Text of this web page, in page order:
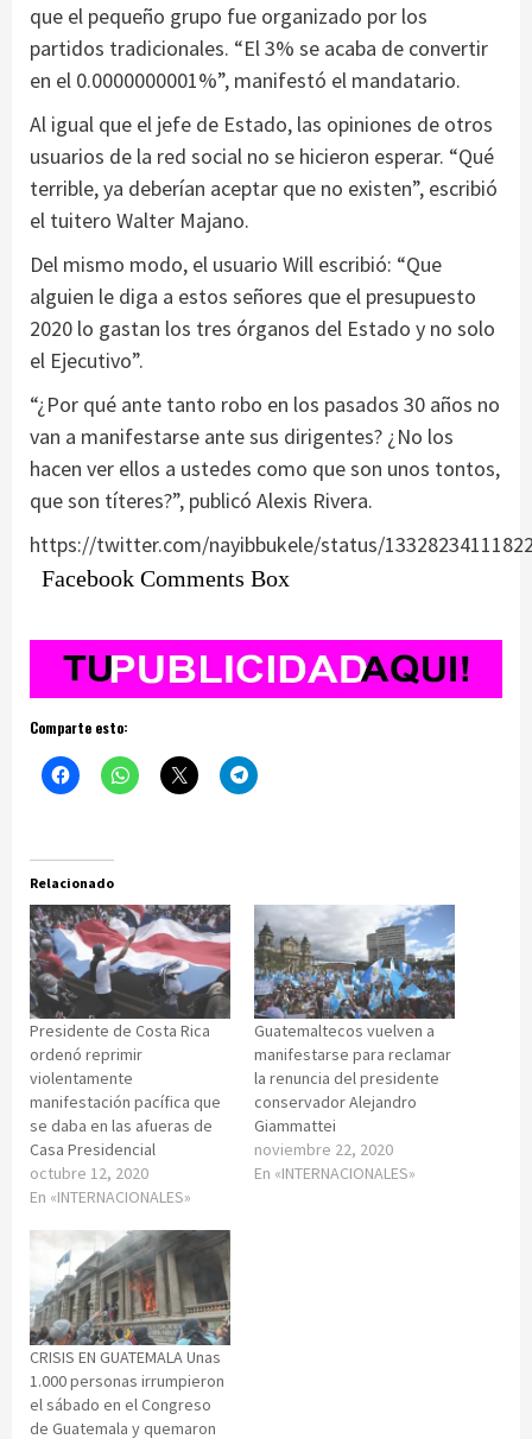
que el pequeño grupo fue organizado por los
partidos tradicionales. “El 3% se acaba de convertir
en el 0.0000000001%”, manifestó el mandatario.
Al igual que el jefe de Estado, las opiniones de otros
usuarios de la red social no se hicieron esperar. “Qué
terrible, ya deberían aceptar que no existen”, escribió
el tuitero Walter Majano.
Del mismo modo, el usuario Will escribió: “Que
alguien le diga a estos señores que el presupuesto
2020 lo gastan los tres órganos del Estado y no solo
el Ejecutivo”.
“¿Por qué ante tanto robo en los pasados 30 años no
van a manifestarse ante sus dirigentes? ¿No los
hacen ver ellos a ustedes como que son unos tontos,
que son títeres?”, publicó Alexis Rivera.
https://twitter.com/nayibbukele/status/
Facebook Comments Box
Comparte esto:
Relacionado
Presidente de Costa Rica
ordenó reprimir
violentamente
manifestación pacífica que
se daba en las afueras de
Casa Presidencial
octubre 12, 2020
En «INTERNACIONALES»
Guatemaltecos vuelven a
manifestarse para reclamar
la renuncia del presidente
conservador Alejandro
Giammattei
noviembre 22, 2020
En «INTERNACIONALES»
CRISIS EN GUATEMALA Unas
1.000 personas irrumpieron
el sábado en el Congreso
de Guatemala y quemaron